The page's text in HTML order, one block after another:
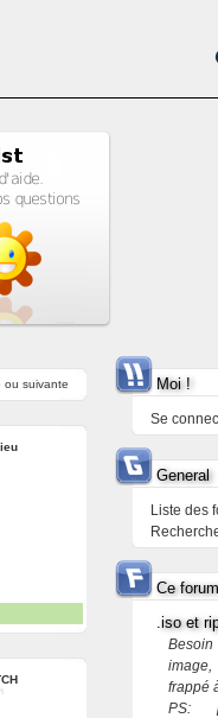
ou suivante Moi !
Se
General
Liste des
Ce
.iso et
frappé
PS: